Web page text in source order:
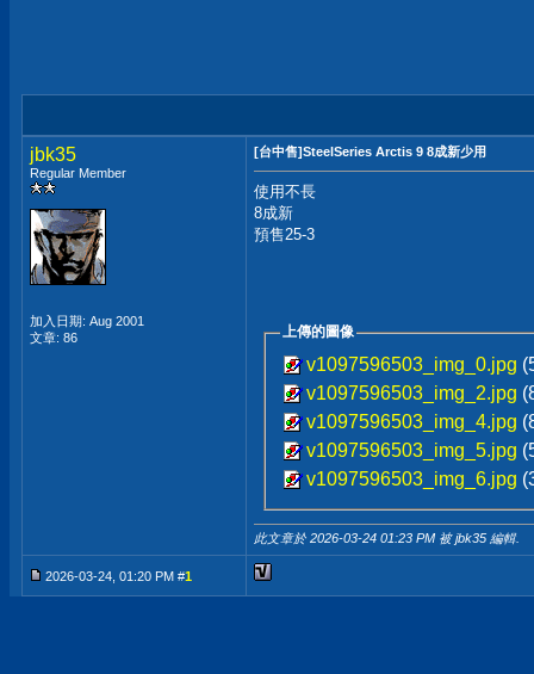
jbk35
Regular Member
加入日期: Aug 2001
文章: 86
[台中售]SteelSeries Arctis 9 8成新少用
使用不長
8成新
預售25-3
上傳的圖像
v1097596503_img_0.jpg
v1097596503_img_2.jpg
v1097596503_img_4.jpg
v1097596503_img_5.jpg
v1097596503_img_6.jpg
此文章於 2026-03-24 01:23 PM 被 jbk35 編輯.
2026-03-24, 01:20 PM #1